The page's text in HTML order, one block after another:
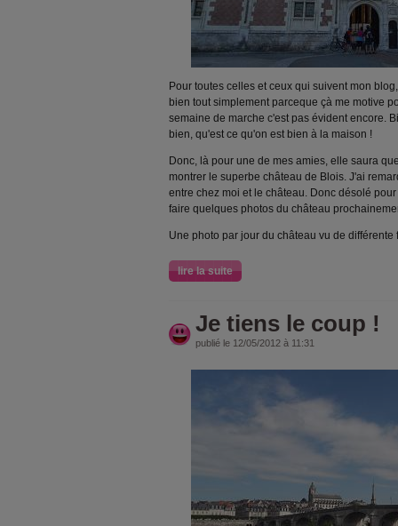
Pour toutes celles et ceux qui suivent mon
bien tout simplement parceque çà me motive
semaine de marche c'est pas évident encore.
bien, qu'est ce qu'on est bien à la maison !
Donc, là pour une de mes amies, elle saura
montrer le superbe château de Blois. J'ai
entre chez moi et le château. Donc désolé
faire quelques photos du château
Une photo par jour du château vu de
lire la suite
Je tiens le coup !
publié le 12/05/2012 à 11:31